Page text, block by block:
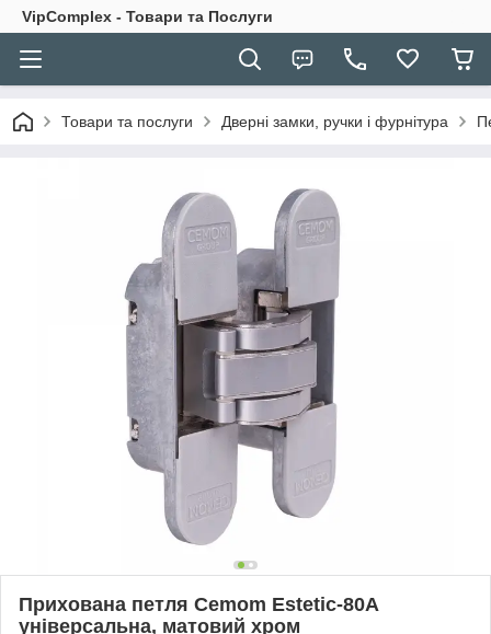
VipComplex - Товари та Послуги
Товари та послуги Дверні замки, ручки і фурнітура
Прихована петля Cemom Estetic-80A
універсальна, матовий хром